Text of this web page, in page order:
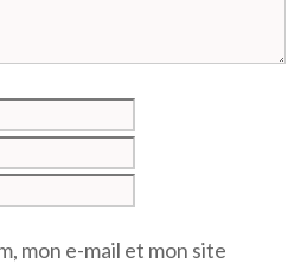
mon e-mail et mon site